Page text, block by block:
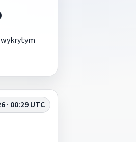
wykrytym
· 00:29 UTC